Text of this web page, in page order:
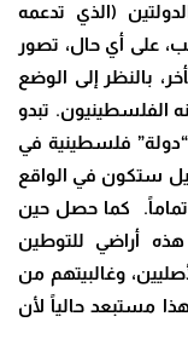
(الذي تدعمه
على أي حال، تصور
بالنظر إلى الوضع
الفلسطينيون. تبدو
فلسطينية في
ستكون في الواقع
تماماً. كما حصل حين
أراضي للتوطين
وغالبيتهم من
مستبعد حالياً لأن